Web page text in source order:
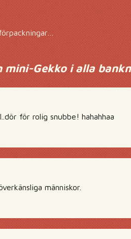
mini-Gekko i alla
för rolig snubbe! hahahhaa
människor.